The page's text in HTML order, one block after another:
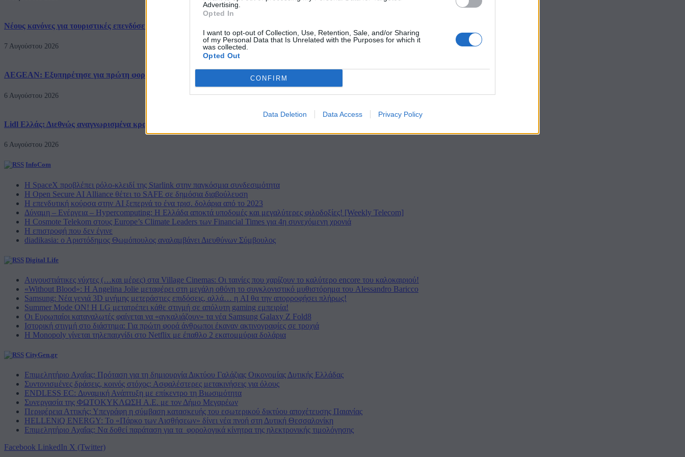
Advertising.
Opted In
I want to opt-out of Collection, Use, Retention, Sale, and/or Sharing
of my Personal Data that Is Unrelated with the Purposes for which it
was collected.
Opted Out
CONFIRM
Data Deletion Data Access Privacy Policy
Νέους κανόνες για τουριστικές επενδύσεις θεσπίζει το χωροταξικό πλαίσιο
7 Αυγούστου 2026
AEGEAN: Εξυπηρέτησε για πρώτη φορά περισσοτέρους από 2 εκατομμύρια επιβάτες τον Ιούλιο 2026
6 Αυγούστου 2026
Lidl Ελλάς: Διεθνώς αναγνωρισμένα κρασιά στην κορυφαία σχέση ποιότητας-τιμής
6 Αυγούστου 2026
InfoCom
Η SpaceX προβλέπει ρόλο-κλειδί της Starlink στην παγκόσμια συνδεσιμότητα
Η Open Secure AI Alliance θέτει το SAFE σε δημόσια διαβούλευση
Η επενδυτική κούρσα στην AI ξεπερνά το ένα τρισ. δολάρια από το 2023
Δύναμη – Ενέργεια – Ηypercomputing: Η Ελλάδα αποκτά υποδομές και μεγαλύτερες φιλοδοξίες! [Weekly Telecom]
Η Cosmote Telekom στους Europe’s Climate Leaders των Financial Times για 4η συνεχόμενη χρονιά
Η επιστροφή που δεν έγινε
diadikasia: ο Αριστόδημος Θωμόπουλος αναλαμβάνει Διευθύνων Σύμβουλος
Digital Life
Αυγουστιάτικες νύχτες (…και μέρες) στα Village Cinemas: Οι ταινίες που χαρίζουν το καλύτερο encore του καλοκαιριού!
«Without Blood»: Η Angelina Jolie μεταφέρει στη μεγάλη οθόνη το συγκλονιστικό μυθιστόρημα του Alessandro Baricco
Samsung: Νέα γενιά 3D μνήμης μετεράστιες επιδόσεις, αλλά… η AI θα την απορροφήσει πλήρως!
Summer Mode ON! Η LG μετατρέπει κάθε στιγμή σε απόλυτη gaming εμπειρία!
Οι Ευρωπαίοι καταναλωτές φαίνεται να «αγκαλιάζουν» τα νέα Samsung Galaxy Z Fold8
Ιστορική στιγμή στο διάστημα: Για πρώτη φορά άνθρωποι έκαναν ακτινογραφίες σε τροχιά
Η Monopoly γίνεται τηλεπαιχνίδι στο Netflix με έπαθλο 2 εκατομμύρια δολάρια
CityGen.gr
Επιμελητήριο Αχαΐας: Πρόταση για τη δημιουργία Δικτύου Γαλάζιας Οικονομίας Δυτικής Ελλάδας
Συντονισμένες δράσεις, κοινός στόχος: Ασφαλέστερες μετακινήσεις για όλους
ENDLESS EC: Δυναμική Ανάπτυξη με επίκεντρο τη Βιωσιμότητα
Συνεργασία της ΦΩΤΟΚΥΚΛΩΣΗ Α.Ε. με τον Δήμο Μεγαρέων
Περιφέρεια Αττικής: Υπεγράφη η σύμβαση κατασκευής του εσωτερικού δικτύου αποχέτευσης Παιανίας
HELLENiQ ENERGY: Το «Πάρκο των Αισθήσεων» δίνει νέα πνοή στη Δυτική Θεσσαλονίκη
Επιμελητήριο Αχαΐας: Να δοθεί παράταση για τα φορολογικά κίνητρα της ηλεκτρονικής τιμολόγησης
Facebook LinkedIn X (Twitter)